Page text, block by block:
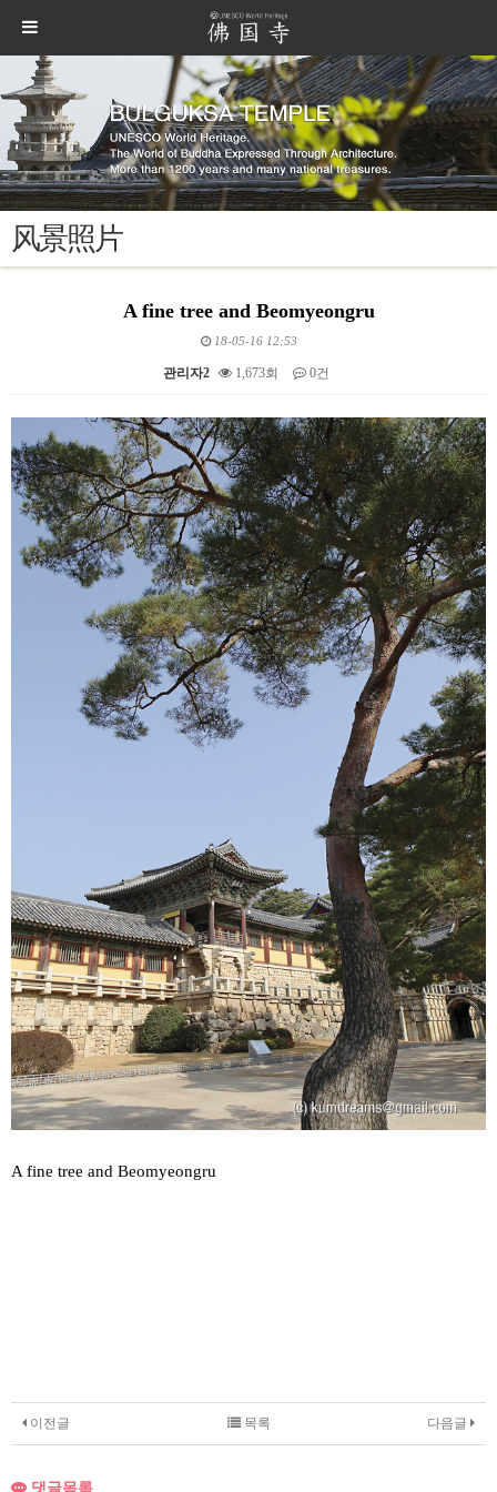
风景照片
A fine tree and Beomyeongru
18-05-16 12:53
관리자2 1,673회 0건
A fine tree and Beomyeongru
이전글 다음글
목록
댓글목록